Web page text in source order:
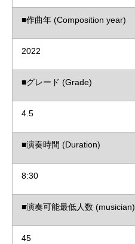
■作曲年 (Composition year)
2022
■グレード (Grade)
4.5
■演奏時間 (Duration)
8:30
■演奏可能最低人数 (musician)
45